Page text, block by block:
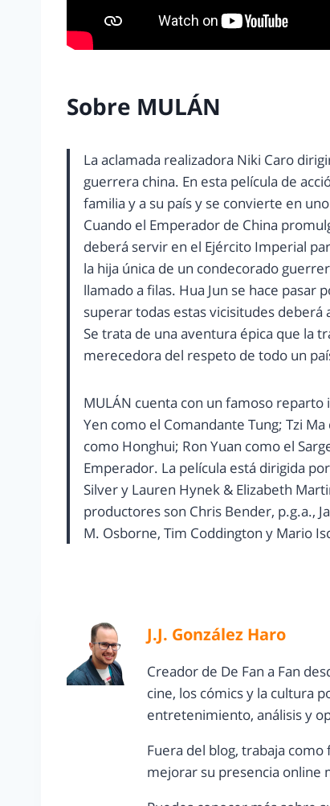
Sobre MULÁN
La aclamada realizadora Niki Caro
guerrera china. En esta película de
familia y a su país y se convierte en
Cuando el Emperador de China
deberá servir en el Ejército Imperial
la hija única de un condecorado
llamado a filas. Hua Jun se hace
superar todas estas vicisitudes deberá
Se trata de una aventura épica que la
merecedora del respeto de todo un
MULÁN cuenta con un famoso
Yen como el Comandante Tung; Tzi
como Honghui; Ron Yuan como el
Emperador. La película está dirigida
Silver y Lauren Hynek & Elizabeth
productores son Chris Bender, p.g.a.,
M. Osborne, Tim Coddington y Mario
J.J. González Haro
Creador de De Fan a Fan
cine, los cómics y la cultura
entretenimiento, análisis y
Fuera del blog, trabaja
mejorar su presencia online